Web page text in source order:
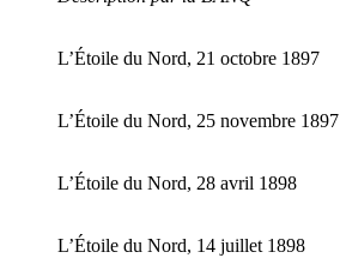
L’Étoile du Nord, 21 octobre 1897
L’Étoile du Nord, 25 novembre 1897
L’Étoile du Nord, 28 avril 1898
L’Étoile du Nord, 14 juillet 1898